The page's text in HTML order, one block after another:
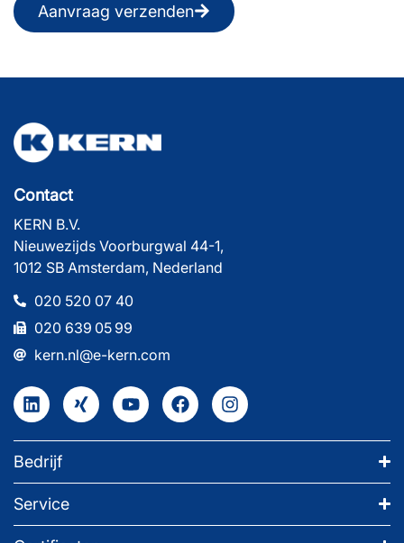
Aanvraag verzenden
Contact
KERN B.V.
Nieuwezijds Voorburgwal 44-1,
1012 SB Amsterdam, Nederland
020 520 07 40
020 639 05 99
kern.nl@e-kern.com
Bedrijf
Service